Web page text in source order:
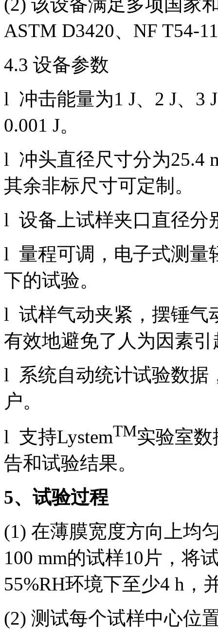
ASTM D3420、NF T54-
4.3 设备参数
l 冲击能量为1 J、2 J、3
0.001 J。
l 冲头直径尺寸分为25.4
其余非标尺寸可定制。
l 设备上试样夹口直径分
l 量程可调，电子式测量
下的试验。
l 试样气动夹紧，摆锤气
有效地避免了人为因素
l 系统自动统计试验数据
户。
l 支持LystemTM实验室
告和试验结果。
5、试验过程
(1) 在薄膜宽度方向上均
100 mm的试样10片，将
55%RH环境下至少4 h，
(2) 测试每个试样中心位